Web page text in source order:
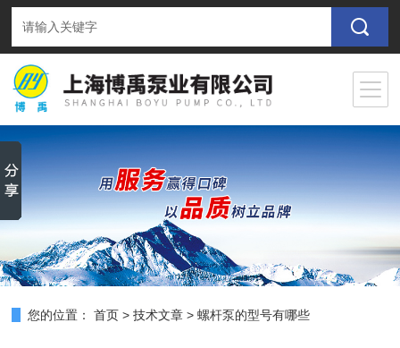
您的位置： 首页 >技术文章 >螺杆泵的型号有哪些